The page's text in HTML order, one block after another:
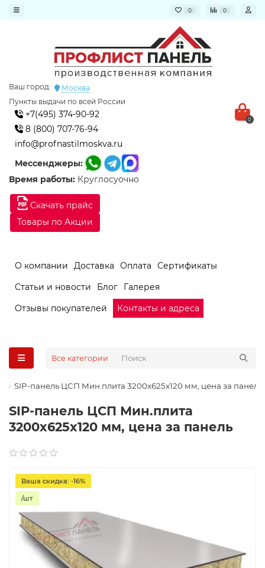
0 0
Скачать прайс
Товары по Акции
Ваш город:
Москва
Пункты выдачи по всей России
+7(495) 374-90-92
8 (800) 707-76-94
info@profnastilmoskva.ru
Мессенджеры:
Время работы: Круглосуочно
0
О компании Доставка Оплата
Сертификаты
Статьи и новости
Блог
Галерея
Отзывы покупателей
Контакты и адреса
Все категории
SIP-панель ЦСП Мин.плита 3200x625x120 мм, цена за панель
SIP-панель ЦСП Мин.плита
3200x625x120 мм, цена за панель
Ваша скидка: -16%
/шт